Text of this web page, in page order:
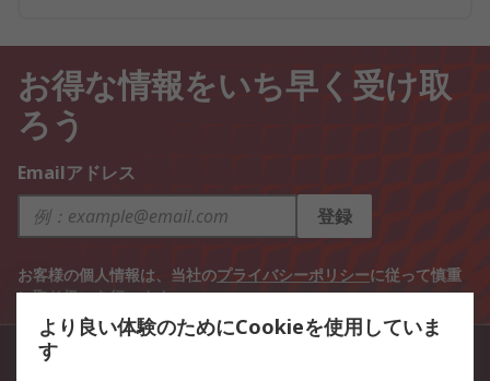
お得な情報をいち早く受け取
ろう
Emailアドレス
登録
お客様の個人情報は、当社のプライバシーポリシーに従って慎重
に取り扱いを行います。
カスタマーサービス
より良い体験のためにCookieを使用していま
す